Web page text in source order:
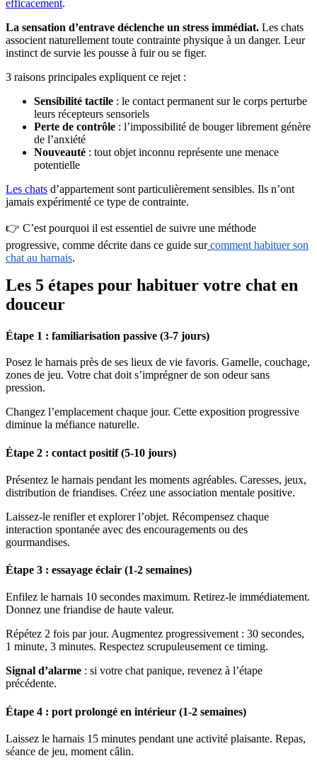
efficacement.
La sensation d’entrave déclenche un stress immédiat. Les chats
associent naturellement toute contrainte physique à un danger. Leur
instinct de survie les pousse à fuir ou se figer.
3 raisons principales expliquent ce rejet :
Sensibilité tactile : le contact permanent sur le corps perturbe
leurs récepteurs sensoriels
Perte de contrôle : l’impossibilité de bouger librement génère
de l’anxiété
Nouveauté : tout objet inconnu représente une menace
potentielle
Les chats d’appartement sont particulièrement sensibles. Ils n’ont
jamais expérimenté ce type de contrainte.
👉 C’est pourquoi il est essentiel de suivre une méthode
progressive, comme décrite dans ce guide sur comment habituer son
chat au harnais.
Les 5 étapes pour habituer votre chat en
douceur
Étape 1 : familiarisation passive (3-7 jours)
Posez le harnais près de ses lieux de vie favoris. Gamelle, couchage,
zones de jeu. Votre chat doit s’imprégner de son odeur sans
pression.
Changez l’emplacement chaque jour. Cette exposition progressive
diminue la méfiance naturelle.
Étape 2 : contact positif (5-10 jours)
Présentez le harnais pendant les moments agréables. Caresses, jeux,
distribution de friandises. Créez une association mentale positive.
Laissez-le renifler et explorer l’objet. Récompensez chaque
interaction spontanée avec des encouragements ou des
gourmandises.
Étape 3 : essayage éclair (1-2 semaines)
Enfilez le harnais 10 secondes maximum. Retirez-le immédiatement.
Donnez une friandise de haute valeur.
Répétez 2 fois par jour. Augmentez progressivement : 30 secondes,
1 minute, 3 minutes. Respectez scrupuleusement ce timing.
Signal d’alarme : si votre chat panique, revenez à l’étape
précédente.
Étape 4 : port prolongé en intérieur (1-2 semaines)
Laissez le harnais 15 minutes pendant une activité plaisante. Repas,
séance de jeu, moment câlin.